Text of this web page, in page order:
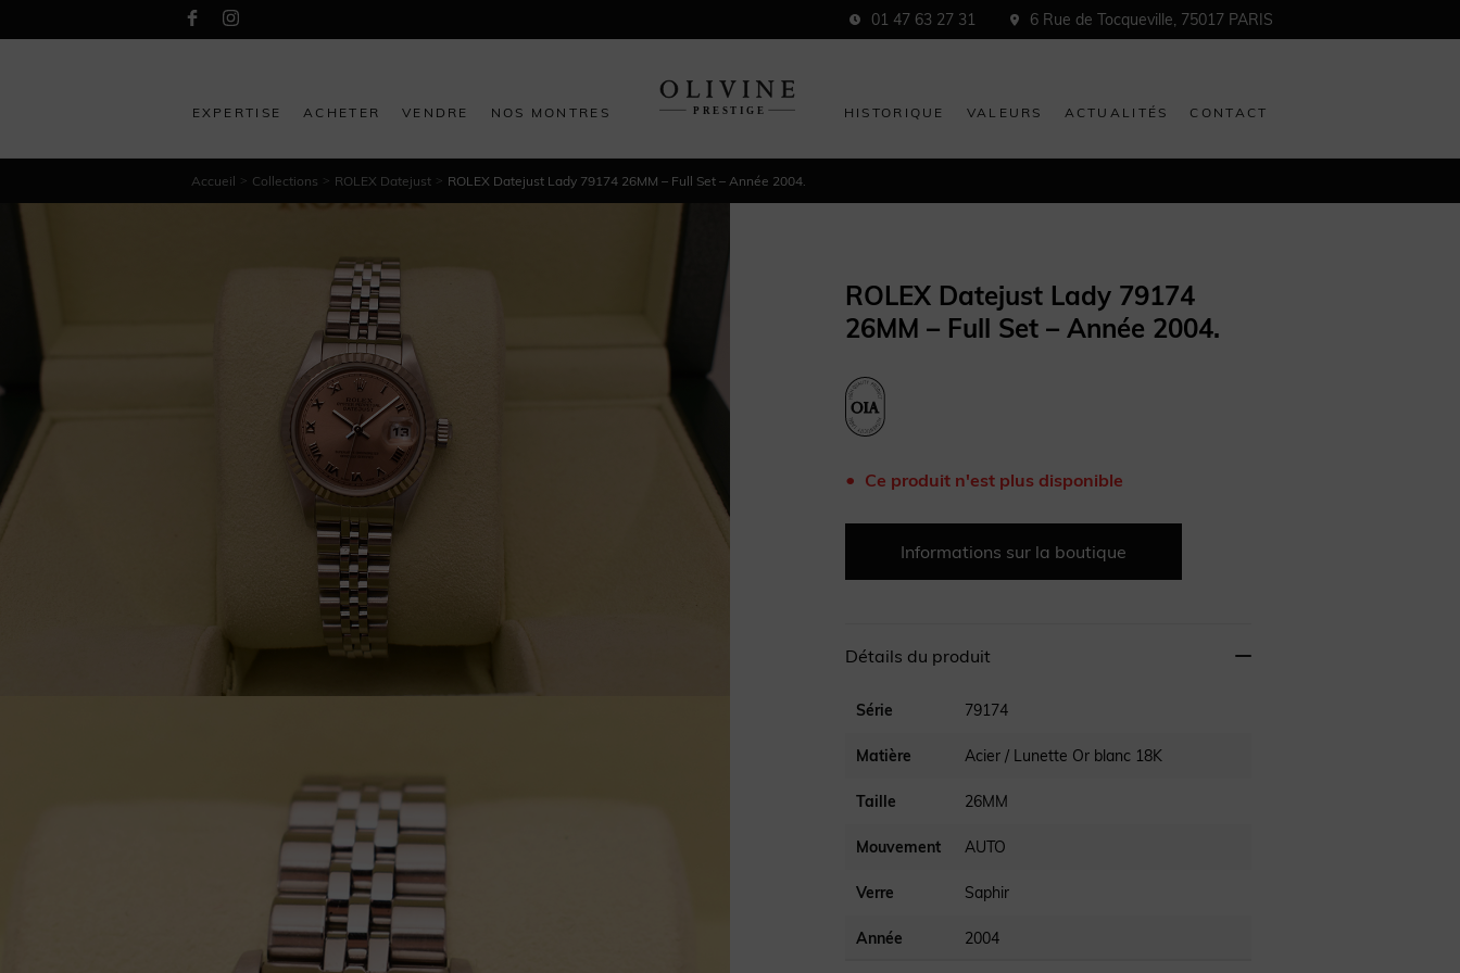
01 47 63 27 31 6 Rue de Tocqueville, 75017 PARIS
EXPERTISE ACHETER VENDRE NOS MONTRES HISTORIQUE VALEURS ACTUALITÉS CONTACT
Accueil > Collections > ROLEX Datejust > ROLEX Datejust Lady 79174 26MM – Full Set – Année 2004.
ROLEX Datejust Lady 79174
26MM – Full Set – Année 2004.
Ce produit n'est plus disponible
Informations sur la boutique
Détails du produit
Série 79174
Matière Acier / Lunette Or blanc 18K
Taille 26MM
Mouvement AUTO
Verre Saphir
Année 2004